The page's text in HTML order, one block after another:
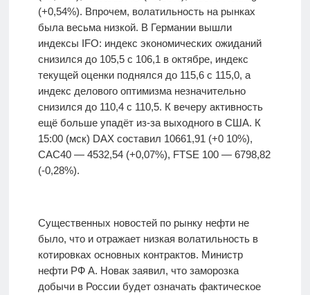
(+0,54%). Впрочем, волатильность на рынках
была весьма низкой. В Германии вышли
индексы IFO: индекс экономических ожиданий
снизился до 105,5 с 106,1 в октябре, индекс
текущей оценки поднялся до 115,6 с 115,0, а
индекс делового оптимизма незначительно
снизился до 110,4 с 110,5. К вечеру активность
ещё больше упадёт из-за выходного в США. К
15:00 (мск) DAX составил 10661,91 (+0 10%),
CAC40 — 4532,54 (+0,07%), FTSE 100 — 6798,82
(-0,28%).
Существенных новостей по рынку нефти не
было, что и отражает низкая волатильность в
котировках основных контрактов. Министр
нефти РФ А. Новак заявил, что заморозка
добычи в России будет означать фактическое